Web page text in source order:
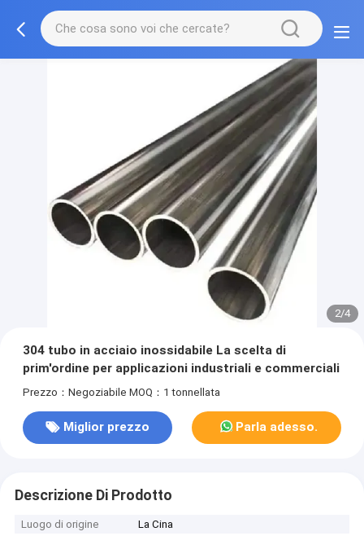
2/4
304 tubo in acciaio inossidabile La scelta di
prim'ordine per applicazioni industriali e commerciali
Prezzo：Negoziabile MOQ：1 tonnellata
Miglior prezzo Parla adesso.
Descrizione Di Prodotto
Luogo di origine
La Cina